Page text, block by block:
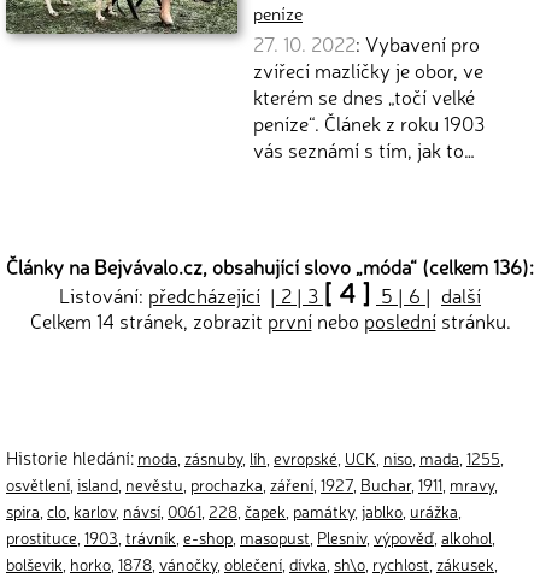
peníze
27. 10. 2022: Vybavení pro
zvířecí mazlíčky je obor, ve
kterém se dnes „točí velké
peníze“. Článek z roku 1903
vás seznámí s tím, jak to…
Články na Bejvávalo.cz, obsahující slovo „móda“ (celkem 136):
Listování: předcházející | 2 | 3 [ 4 ] 5 | 6 | další
Celkem 14 stránek, zobrazit prvnínebo poslednístránku.
Historie hledání: moda zásnuby, líh evropské UCK niso mada 1255
osvětlení island nevěstu prochazka záření 1927 Buchar, 1911 mravy,
spira clo karlov, návsí 0061 228 čapek památky, jablko urážka
prostituce 1903 trávník e-shop masopust Plesniv, výpověď, alkohol
bolševik horko 1878 vánočky, oblečení dívka sh\o rychlost zákusek